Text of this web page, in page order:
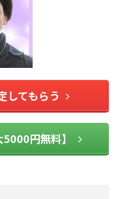
してもらう
円無料】